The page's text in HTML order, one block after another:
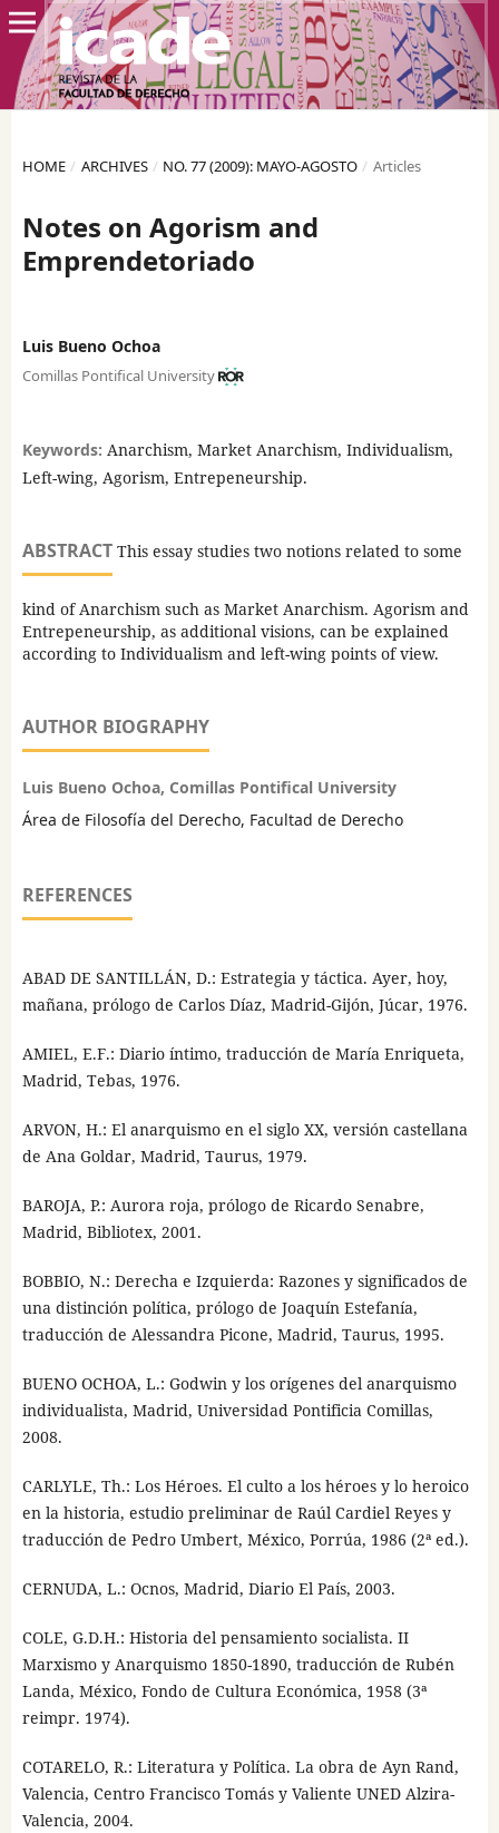
HOME / ARCHIVES / NO. 77 (2009): MAYO-AGOSTO / Articles
Notes on Agorism and
Emprendetoriado
Luis Bueno Ochoa
Comillas Pontifical University
Keywords: Anarchism, Market Anarchism, Individualism,
Left-wing, Agorism, Entrepeneurship.
ABSTRACTThis essay studies two notions related to some
kind of Anarchism such as Market Anarchism. Agorism and
Entrepeneurship, as additional visions, can be explained
according to Individualism and left-wing points of view.
AUTHOR BIOGRAPHY
Luis Bueno Ochoa, Comillas Pontifical University
Área de Filosofía del Derecho, Facultad de Derecho
REFERENCES
ABAD DE SANTILLÁN, D.: Estrategia y táctica. Ayer, hoy,
mañana, prólogo de Carlos Díaz, Madrid-Gijón, Júcar, 1976.
AMIEL, E.F.: Diario íntimo, traducción de María Enriqueta,
Madrid, Tebas, 1976.
ARVON, H.: El anarquismo en el siglo XX, versión castellana
de Ana Goldar, Madrid, Taurus, 1979.
BAROJA, P.: Aurora roja, prólogo de Ricardo Senabre,
Madrid, Bibliotex, 2001.
BOBBIO, N.: Derecha e Izquierda: Razones y significados de
una distinción política, prólogo de Joaquín Estefanía,
traducción de Alessandra Picone, Madrid, Taurus, 1995.
BUENO OCHOA, L.: Godwin y los orígenes del anarquismo
individualista, Madrid, Universidad Pontificia Comillas,
2008.
CARLYLE, Th.: Los Héroes. El culto a los héroes y lo heroico
en la historia, estudio preliminar de Raúl Cardiel Reyes y
traducción de Pedro Umbert, México, Porrúa, 1986 (2ª ed.).
CERNUDA, L.: Ocnos, Madrid, Diario El País, 2003.
COLE, G.D.H.: Historia del pensamiento socialista. II
Marxismo y Anarquismo 1850-1890, traducción de Rubén
Landa, México, Fondo de Cultura Económica, 1958 (3ª
reimpr. 1974).
COTARELO, R.: Literatura y Política. La obra de Ayn Rand,
Valencia, Centro Francisco Tomás y Valiente UNED Alzira-
Valencia, 2004.